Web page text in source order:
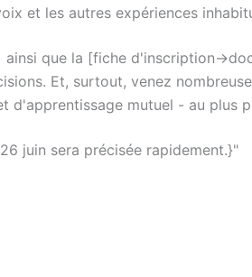
et les autres expériences
que la [fiche d'inscription-
Et, surtout, venez
mutuel - au plus
juin sera précisée rapidement.}"